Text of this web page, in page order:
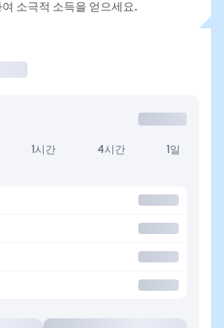
소극적 소득을 얻으세요.
1시간 4시간 1일